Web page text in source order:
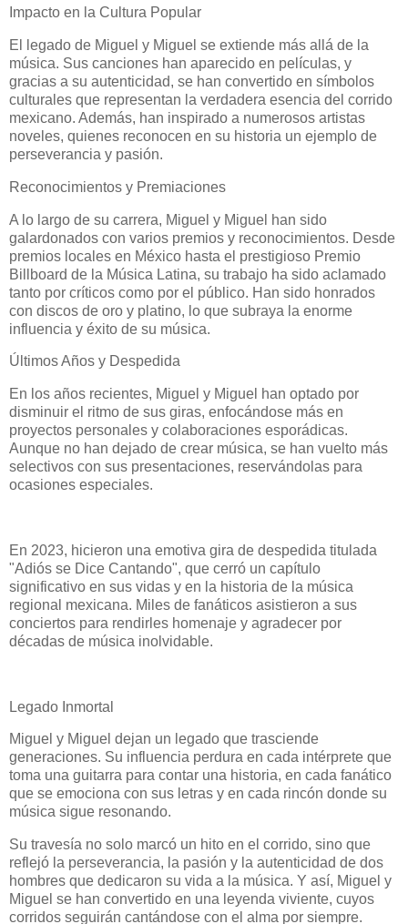
Impacto en la Cultura Popular
El legado de Miguel y Miguel se extiende más allá de la
música. Sus canciones han aparecido en películas, y
gracias a su autenticidad, se han convertido en símbolos
culturales que representan la verdadera esencia del corrido
mexicano. Además, han inspirado a numerosos artistas
noveles, quienes reconocen en su historia un ejemplo de
perseverancia y pasión.
Reconocimientos y Premiaciones
A lo largo de su carrera, Miguel y Miguel han sido
galardonados con varios premios y reconocimientos. Desde
premios locales en México hasta el prestigioso Premio
Billboard de la Música Latina, su trabajo ha sido aclamado
tanto por críticos como por el público. Han sido honrados
con discos de oro y platino, lo que subraya la enorme
influencia y éxito de su música.
Últimos Años y Despedida
En los años recientes, Miguel y Miguel han optado por
disminuir el ritmo de sus giras, enfocándose más en
proyectos personales y colaboraciones esporádicas.
Aunque no han dejado de crear música, se han vuelto más
selectivos con sus presentaciones, reservándolas para
ocasiones especiales.
En 2023, hicieron una emotiva gira de despedida titulada
"Adiós se Dice Cantando", que cerró un capítulo
significativo en sus vidas y en la historia de la música
regional mexicana. Miles de fanáticos asistieron a sus
conciertos para rendirles homenaje y agradecer por
décadas de música inolvidable.
Legado Inmortal
Miguel y Miguel dejan un legado que trasciende
generaciones. Su influencia perdura en cada intérprete que
toma una guitarra para contar una historia, en cada fanático
que se emociona con sus letras y en cada rincón donde su
música sigue resonando.
Su travesía no solo marcó un hito en el corrido, sino que
reflejó la perseverancia, la pasión y la autenticidad de dos
hombres que dedicaron su vida a la música. Y así, Miguel y
Miguel se han convertido en una leyenda viviente, cuyos
corridos seguirán cantándose con el alma por siempre.